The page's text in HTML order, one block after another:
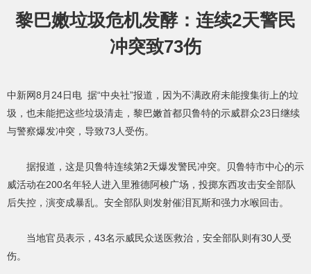
黎巴嫩垃圾危机发酵：连续2天警民
冲突致73伤
中新网8月24日电 据“中央社”报道，因为不满政府未能搜集街上的垃
圾，也未能把这些垃圾清走，黎巴嫩首都贝鲁特的示威群众23日继续
与警察爆发冲突，导致73人受伤。
据报道，这是贝鲁特连续第2天爆发警民冲突。贝鲁特市中心的示
威活动在200名年轻人进入里雅德阿梭广场，投掷东西攻击安全部队
后失控，演变成暴乱。安全部队则发射催泪瓦斯和强力水喉回击。
当地官员表示，43名示威民众送医救治，安全部队则有30人受
伤。